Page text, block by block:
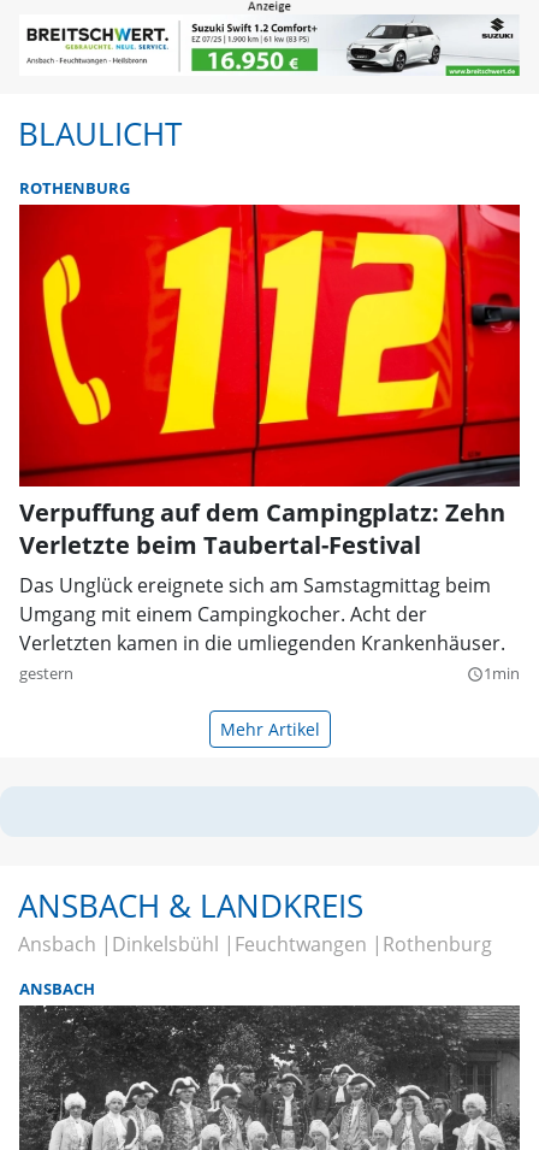
BLAULICHT
ROTHENBURG
Verpuffung auf dem Campingplatz: Zehn
Verletzte beim Taubertal-Festival
Das Unglück ereignete sich am Samstagmittag beim
Umgang mit einem Campingkocher. Acht der
Verletzten kamen in die umliegenden Krankenhäuser.
gestern query_builder1min
Mehr Artikel
ANSBACH & LANDKREIS
Ansbach Dinkelsbühl Feuchtwangen Rothenburg
ANSBACH